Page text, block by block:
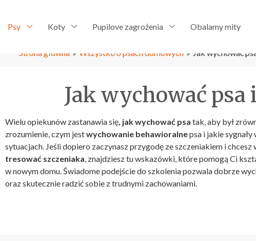
Psy Koty Pupilove zagrożenia Obalamy mity
Strona główna » Wszystko o psach domowych » Jak wychować
Jak wychować psa
Wielu opiekunów zastanawia się, jak wychować psa tak, aby był
zrozumienie, czym jestwychowanie behawioralnepsa i jakie
sytuacjach. Jeśli dopiero zaczynasz przygodę ze szczeniakiem i chcesz
tresować szczeniaka, znajdziesz tu wskazówki, które pomogą Ci
w nowym domu. Świadome podejście do szkolenia pozwala dobrze
oraz skutecznie radzić sobie z trudnymi zachowaniami.